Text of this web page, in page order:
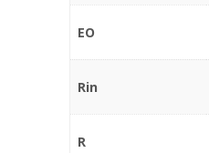
EO
Rin
R